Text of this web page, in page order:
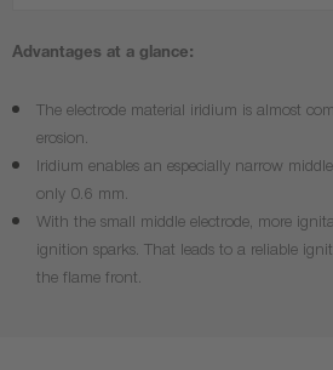
Advantages at a glance:
The electrode material iridium is almost
erosion.
Iridium enables an especially narrow
only 0.6 mm.
With the small middle electrode, more
ignition sparks. That leads to a reliable
the flame front.